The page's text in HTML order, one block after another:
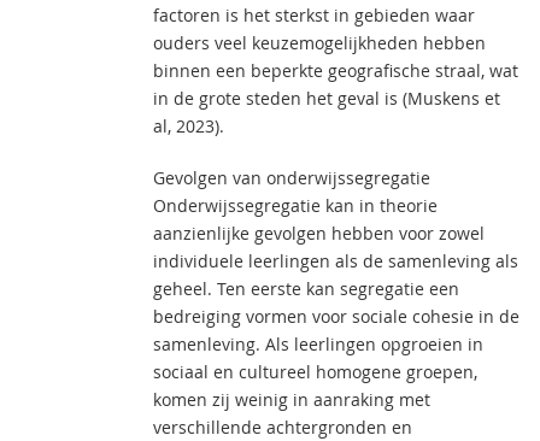
factoren is het sterkst in gebieden waar
ouders veel keuzemogelijkheden hebben
binnen een beperkte geografische straal, wat
in de grote steden het geval is (Muskens et
al, 2023).
Gevolgen van onderwijssegregatie
Onderwijssegregatie kan in theorie
aanzienlijke gevolgen hebben voor zowel
individuele leerlingen als de samenleving als
geheel. Ten eerste kan segregatie een
bedreiging vormen voor sociale cohesie in de
samenleving. Als leerlingen opgroeien in
sociaal en cultureel homogene groepen,
komen zij weinig in aanraking met
verschillende achtergronden en